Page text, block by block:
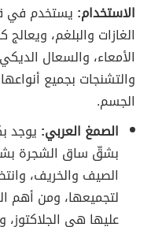
الاستخدام: يستخدم في
الغازات والبلغم،
الأمعاء، والسعال
والتشنجات بجميع
الجسم.
الصمغ العربي: يوجد
بشقّ ساق الشجرة
الصيف والخريف،
لتجميعها، ومن أهم
عليها هي